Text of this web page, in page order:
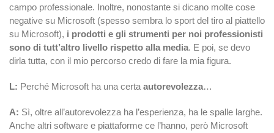
campo professionale. Inoltre, nonostante si dicano molte cose
negative su Microsoft (spesso sembra lo sport del tiro al piattello
su Microsoft), i prodotti e gli strumenti per noi professionisti
sono di tutt’altro livello rispetto alla media. E poi, se devo
dirla tutta, con il mio percorso credo di fare la mia figura.
L: Perché Microsoft ha una certa autorevolezza…
A: Sì, oltre all’autorevolezza ha l’esperienza, ha le spalle larghe.
Anche altri software e piattaforme ce l’hanno, però Microsoft